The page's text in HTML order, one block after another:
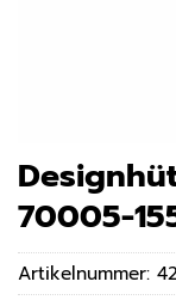
70005-
Artikelnummer: